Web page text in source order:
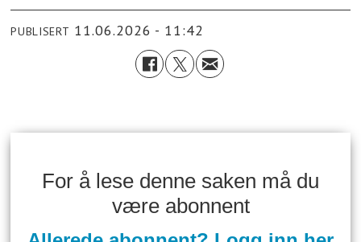
PUBLISERT 11.06.2026 - 11:42
For å lese denne saken må du
være abonnent